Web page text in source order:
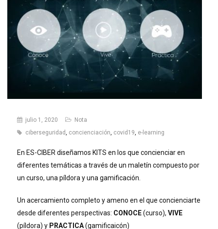
julio 1, 2020
Nota
ciberseguridad, concienciación, covid19, e-learning
En ES-CIBER diseñamos KITS en los que concienciar en
diferentes temáticas a través de un maletín compuesto por
un curso, una píldora y una gamificación.
Un acercamiento completo y ameno en el que concienciarte
desde diferentes perspectivas: CONOCE(curso), VIVE
(píldora) y PRACTICA(gamificaicón)